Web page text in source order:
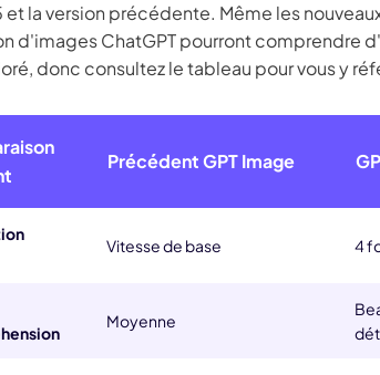
et la version précédente. Même les
d'images ChatGPT pourront comprendre
donc consultez le tableau pour vous y
PrécédentGPT Image
Vitesse de base 4
Moyenne